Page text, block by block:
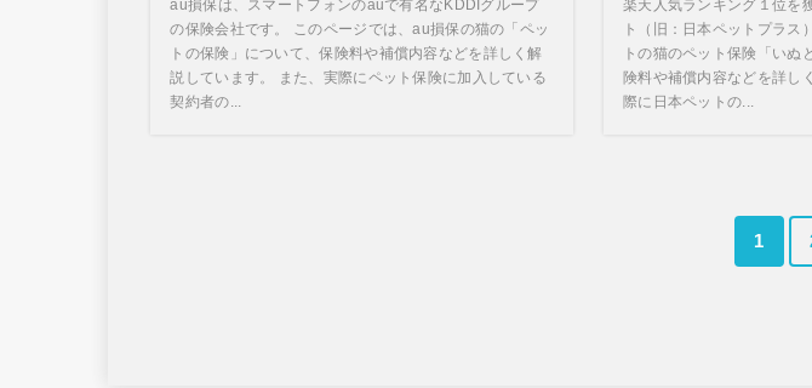
au損保は、スマートフォンのauで有名なKDDIグループ
の保険会社です。 このページでは、au損保の猫の「ペッ
トの保険」について、保険料や補償内容などを詳しく解
説しています。 また、実際にペット保険に加入している
契約者の...
楽天人気ランキング１位を
ト（旧：日本ペットプラス
トの猫のペット保険「いぬ
険料や補償内容などを詳し
際に日本ペットの...
1